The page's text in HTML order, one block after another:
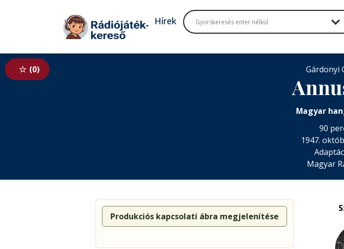
Tovább a tartalomhoz
Hírek
0 Gárdonyi
Magyar
90
1947.
Magyar
Produkciós kapcsolati ábra megjelenítése